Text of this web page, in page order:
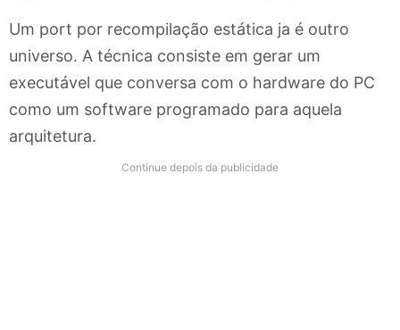
Um port por recompilação estática ja é outro
universo. A técnica consiste em gerar um
executável que conversa com o hardware do PC
como um software programado para aquela
arquitetura.
Continue depois da publicidade